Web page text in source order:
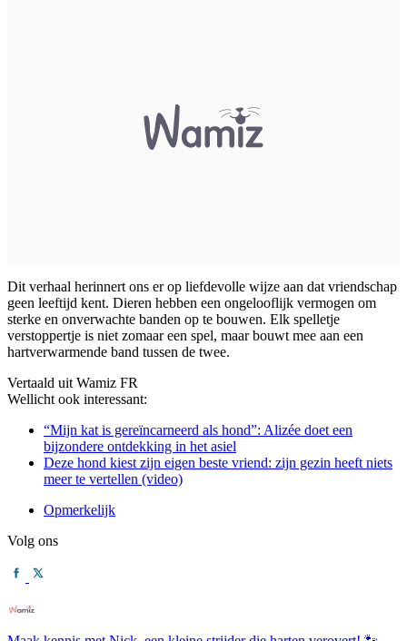
Dit verhaal herinnert ons er op liefdevolle wijze aan dat vriendschap
geen leeftijd kent. Dieren hebben een ongelooflijk vermogen om
sterke en onverwachte banden op te bouwen. Elk spelletje
verstoppertje is niet zomaar een spel, maar bouwt mee aan een
hartverwarmende band tussen de twee.
Vertaald uit Wamiz FR
Wellicht ook interessant:
“Mijn kat is gereïncarneerd als hond”: Alizée doet een
bijzondere ontdekking in het asiel
Deze hond kiest zijn eigen beste vriend: zijn gezin heeft niets
meer te vertellen (video)
Opmerkelijk
Volg ons